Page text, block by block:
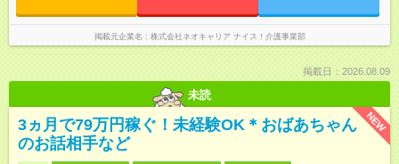
掲載元企業名 株式会社ネオキャリア ナイス！介護事業部
掲載日：2026.08.09
未読
NEW
3ヵ月で79万円稼ぐ！未経験OK＊おばあちゃん
のお話相手など